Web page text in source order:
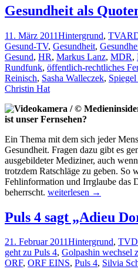
2011:
Neuerungen
Altbewährtes
Gesundheit als
11. März 2011Hintergrund, TV
Gesund-TV, Gesundheit,
Gesund, HR, Markus Lanz, MDR,
Rundfunk, öffentlich-rechtliches
Reinisch, Sasha Walleczek,
Christin Hat
ist unser Fernsehen?
Ein Thema mit dem sich jeder
Gesundheit. Fragen dazu gibt es
ausgebildeter Mediziner, auch
trotzdem Ratschläge zu geben. So
Fehlinformation und Irrglaube das
beherrscht. Gesundheit
Quotenkiller?
weiterlesen →
Puls 4 sagt „Adieu
21. Februar 2011Hintergrund, TV
geht zu Puls 4, Golpashin wechsel
ORF, ORF EINS, Puls 4, Silvia